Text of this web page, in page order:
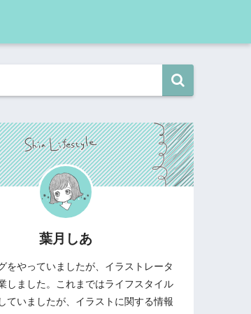
葉月しあ
をやっていましたが、イラストレータ
しました。これまではライフスタイル
ていましたが、イラストに関する情報